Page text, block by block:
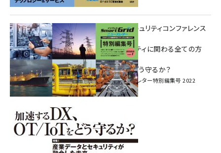
重要インフラサイバーセキュリティコンファレンス
特別電子版！
― 産業サイバーセキュリティに関わる全ての方
へ！ ―
加速するDX、OT/IoTをどう守るか？
インプレス SmartGridニューズレター特別編集号 2022
Vol.1